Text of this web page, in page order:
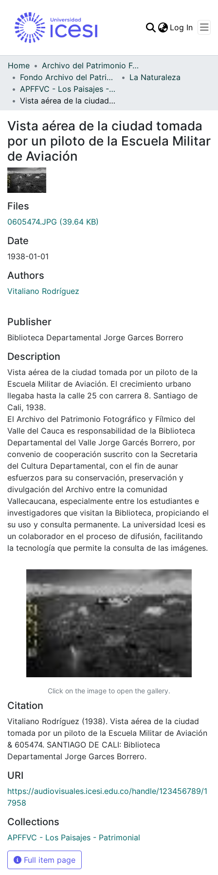
Statistics
Log In
Home
Archivo del Patrimonio Fotográfico y Fílmico del Valle del Cauca
Fondo Archivo del Patrimonio Fotográfico y Fílmico del Valle del Cauca
La Naturaleza
APFFVC - Los Paisajes - Patrimonial
Vista aérea de la ciudad tomada por un piloto de la Escuela Militar de Aviación
Vista aérea de la ciudad tomada
por un piloto de la Escuela Militar
de Aviación
Files
0605474.JPG (39.64 KB)
Date
1938-01-01
Authors
Vitaliano Rodríguez
Publisher
Biblioteca Departamental Jorge Garces Borrero
Description
Vista aérea de la ciudad tomada por un piloto de la
Escuela Militar de Aviación. El crecimiento urbano
llegaba hasta la calle 25 con carrera 8. Santiago de
Cali, 1938.
El Archivo del Patrimonio Fotográfico y Fílmico del
Valle del Cauca es responsabilidad de la Biblioteca
Departamental del Valle Jorge Garcés Borrero, por
convenio de cooperación suscrito con la Secretaria
del Cultura Departamental, con el fin de aunar
esfuerzos para su conservación, preservación y
divulgación del Archivo entre la comunidad
Vallecaucana, especialmente entre los estudiantes e
investigadores que visitan la Biblioteca, propiciando el
su uso y consulta permanente. La universidad Icesi es
un colaborador en el proceso de difusión, facilitando
la tecnología que permite la consulta de las imágenes.
Click on the image to open the gallery.
Citation
Vitaliano Rodríguez (1938). Vista aérea de la ciudad
tomada por un piloto de la Escuela Militar de Aviación
& 605474. SANTIAGO DE CALI: Biblioteca
Departamental Jorge Garces Borrero.
URI
https://audiovisuales.icesi.edu.co/handle/123456789/1
7958
Collections
APFFVC - Los Paisajes - Patrimonial
Full item page